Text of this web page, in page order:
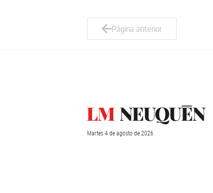
Página anterior
Martes 4 de agosto de 2026